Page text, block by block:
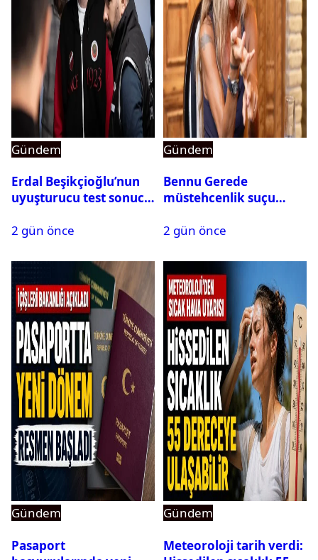
Gündem
Erdal Beşikçioğlu’nun
uyuşturucu test sonucu
2 gün önce
Gündem
Bennu Gerede
müstehcenlik suçu
alındı
2 gün önce
Gündem
Pasaport
Gündem
Meteoroloji tarih verdi: